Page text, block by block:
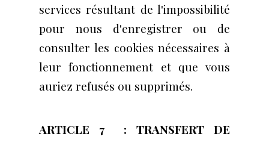
services résultant de l'impossibilité
pour nous d'enregistrer ou de
consulter les cookies nécessaires à
leur fonctionnement et que vous
auriez refusés ou supprimés.
ARTICLE 7 : TRANSFERT DE